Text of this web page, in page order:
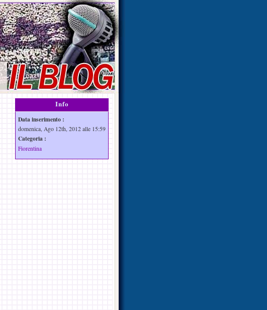
Info
Data inserimento :
domenica, Ago 12th, 2012 alle 15:59
Categoria :
Fiorentina